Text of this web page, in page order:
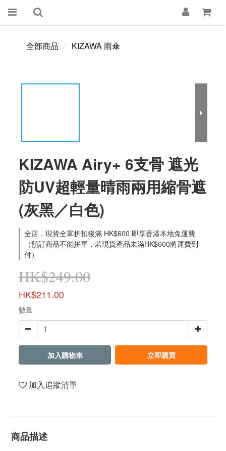
全部商品 KIZAWA 雨傘
KIZAWA Airy+ 6支骨 遮光
防UV超輕量晴雨兩用縮骨遮
(灰黑／白色)
全店，現貨全單折扣後滿 HK$600 即享香港本地免運費
（預訂商品不能拼單，若現貨產品未滿HK$600將運費到
付）
HK$249.00
HK$211.00
數量
加入購物車 立即購買
加入追蹤清單
商品描述